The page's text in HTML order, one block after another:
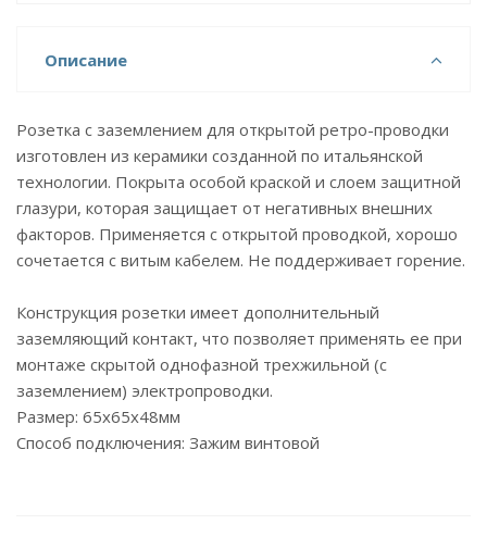
Описание
Розетка с заземлением для открытой ретро-проводки
изготовлен из керамики созданной по итальянской
технологии. Покрыта особой краской и слоем защитной
глазури, которая защищает от негативных внешних
факторов. Применяется с открытой проводкой, хорошо
сочетается с витым кабелем. Не поддерживает горение.
Конструкция розетки имеет дополнительный
заземляющий контакт, что позволяет применять ее при
монтаже скрытой однофазной трехжильной (с
заземлением) электропроводки.
Размер: 65х65х48мм
Способ подключения: Зажим винтовой